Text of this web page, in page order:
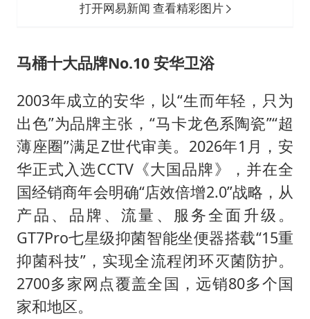
打开网易新闻 查看精彩图片
马桶十大品牌No.10 安华卫浴
2003年成立的安华，以“生而年轻，只为
出色”为品牌主张，“马卡龙色系陶瓷”“超
薄座圈”满足Z世代审美。2026年1月，安
华正式入选CCTV《大国品牌》，并在全
国经销商年会明确“店效倍增2.0”战略，从
产品、品牌、流量、服务全面升级。
GT7Pro七星级抑菌智能坐便器搭载“15重
抑菌科技”，实现全流程闭环灭菌防护。
2700多家网点覆盖全国，远销80多个国
家和地区。